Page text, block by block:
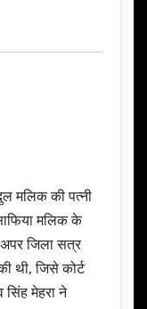
मलिक की पत्नी
मलिक के
जिला सत्र
थी, जिसे कोर्ट
मेहरा ने